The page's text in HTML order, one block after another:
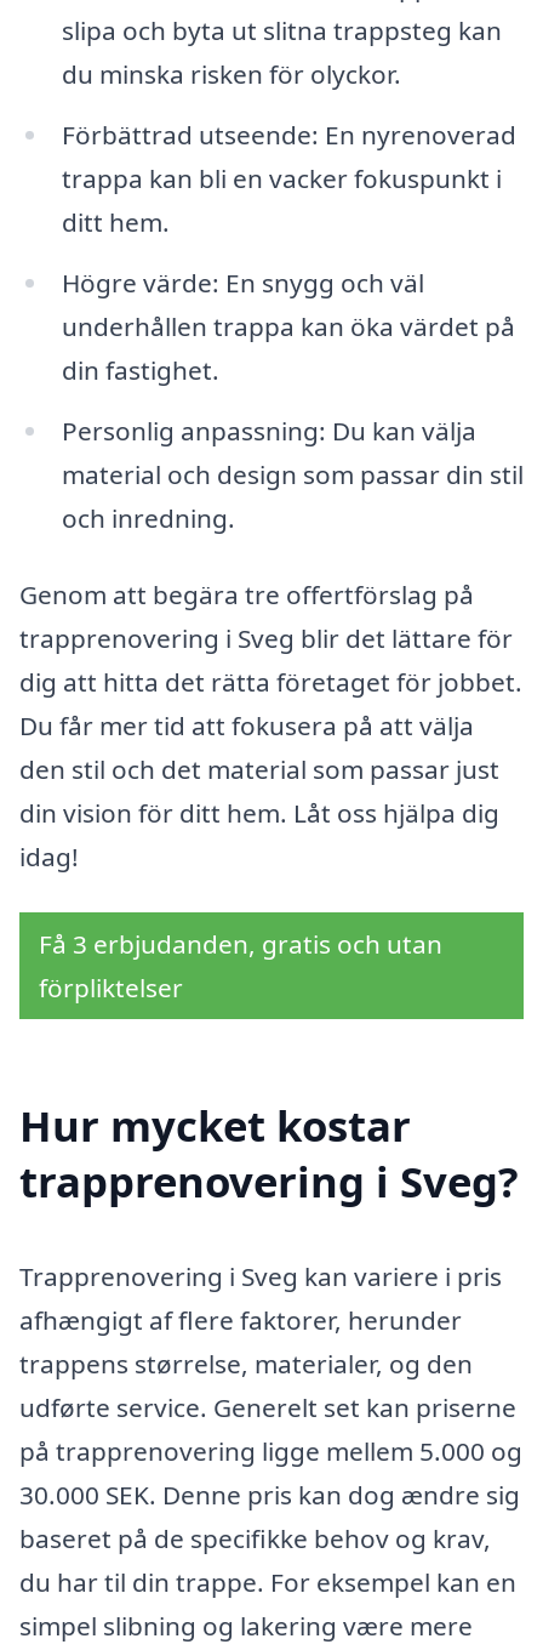
slipa och byta ut slitna trappsteg kan
du minska risken för olyckor.
Förbättrad utseende: En nyrenoverad
trappa kan bli en vacker fokuspunkt i
ditt hem.
Högre värde: En snygg och väl
underhållen trappa kan öka värdet på
din fastighet.
Personlig anpassning: Du kan välja
material och design som passar din stil
och inredning.
Genom att begära tre offertförslag på
trapprenovering i Sveg blir det lättare för
dig att hitta det rätta företaget för jobbet.
Du får mer tid att fokusera på att välja
den stil och det material som passar just
din vision för ditt hem. Låt oss hjälpa dig
idag!
Få 3 erbjudanden, gratis och utan
förpliktelser
Hur mycket kostar
trapprenovering i Sveg?
Trapprenovering i Sveg kan variere i pris
afhængigt af flere faktorer, herunder
trappens størrelse, materialer, og den
udførte service. Generelt set kan priserne
på trapprenovering ligge mellem 5.000 og
30.000 SEK. Denne pris kan dog ændre sig
baseret på de specifikke behov og krav,
du har til din trappe. For eksempel kan en
simpel slibning og lakering være mere